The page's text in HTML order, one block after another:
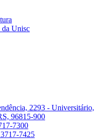
da Unisc
2293 - Universitário,
96815-900
7300
7425